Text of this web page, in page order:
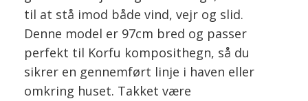
til at stå imod både vind, vejr og slid.
Denne model er 97cm bred og passer
perfekt til Korfu komposithegn, så du
sikrer en gennemført linje i haven eller
omkring huset. Takket være